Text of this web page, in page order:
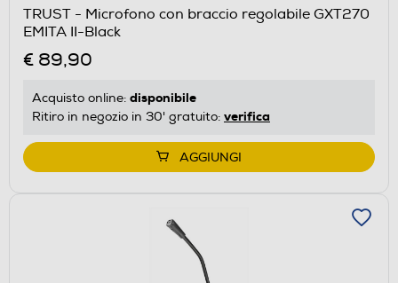
TRUST - Microfono con braccio regolabile GXT270
EMITA II-Black
€ 89,90
Acquisto online: disponibile
Ritiro in negozio in 30' gratuito: verifica
AGGIUNGI